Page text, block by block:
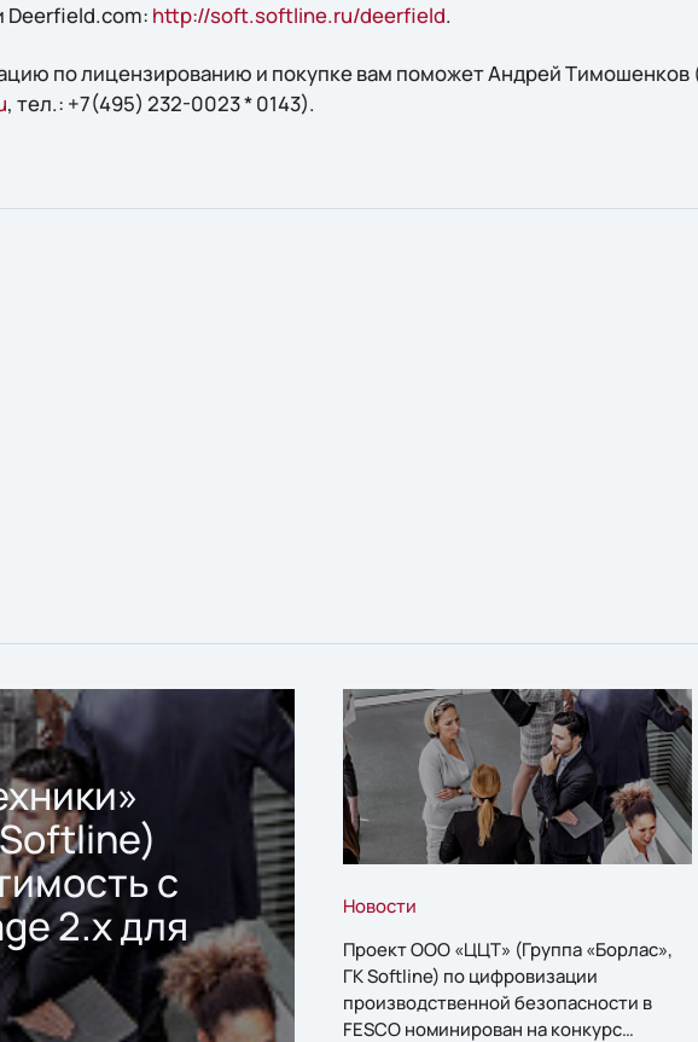
Deerfield.com: http://soft.softline.ru/deerfield.
по лицензированию и покупке вам поможет Андрей Тимошенков
, тел.: +7(495) 232-0023 * 0143).
с
2.x для
Новости
Проект ООО «ЦЦТ» (Группа «Борлас»,
ГК Softline) по цифровизации
производственной безопасности в
FESCO номинирован на конкурс